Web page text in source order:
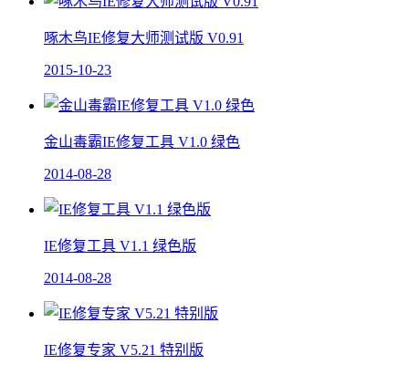
啄木鸟IE修复大师测试版 V0.91
2015-10-23
金山毒霸IE修复工具 V1.0 绿色
2014-08-28
IE修复工具 V1.1 绿色版
2014-08-28
IE修复专家 V5.21 特别版